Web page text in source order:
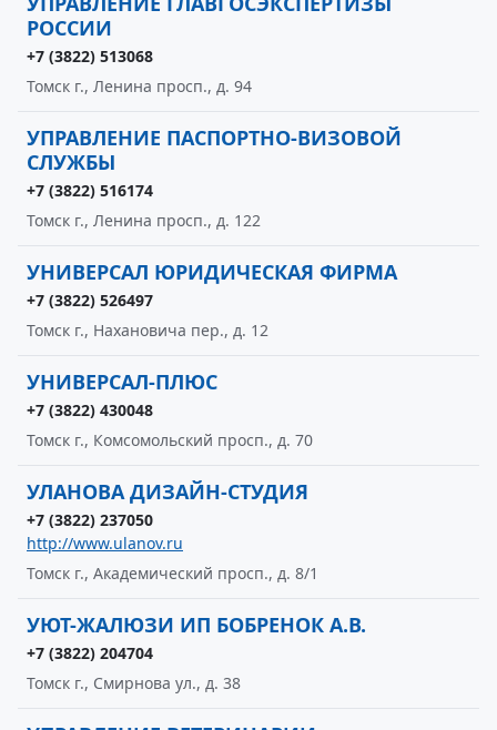
РОССИИ
+7 (3822) 513068
Томск г., Ленина просп., д. 94
УПРАВЛЕНИЕ ПАСПОРТНО-ВИЗОВОЙ
СЛУЖБЫ
+7 (3822) 516174
Томск г., Ленина просп., д. 122
УНИВЕРСАЛ ЮРИДИЧЕСКАЯ ФИРМА
+7 (3822) 526497
Томск г., Нахановича пер., д. 12
УНИВЕРСАЛ-ПЛЮС
+7 (3822) 430048
Томск г., Комсомольский просп., д. 70
УЛАНОВА ДИЗАЙН-СТУДИЯ
+7 (3822) 237050
http://www.ulanov.ru
Томск г., Академический просп., д. 8/1
УЮТ-ЖАЛЮЗИ ИП БОБРЕНОК А.В.
+7 (3822) 204704
Томск г., Смирнова ул., д. 38